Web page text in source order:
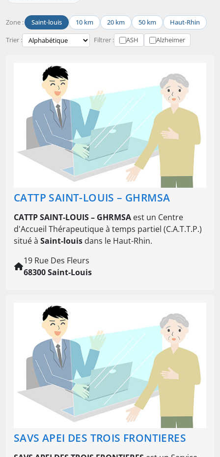
Zone : Saint-louis 10 km 20 km 50 km Haut-Rhin
Trier : Filtrer : ASH Alzheimer
CATTP SAINT-LOUIS – GHRMSA
CATTP SAINT-LOUIS – GHRMSA est un Centre
d'Accueil Thérapeutique à temps partiel (C.A.T.T.P.)
situé à Saint-louis dans le Haut-Rhin.
19 Rue Des Fleurs
68300 Saint-Louis
SAVS APEI DES TROIS FRONTIERES